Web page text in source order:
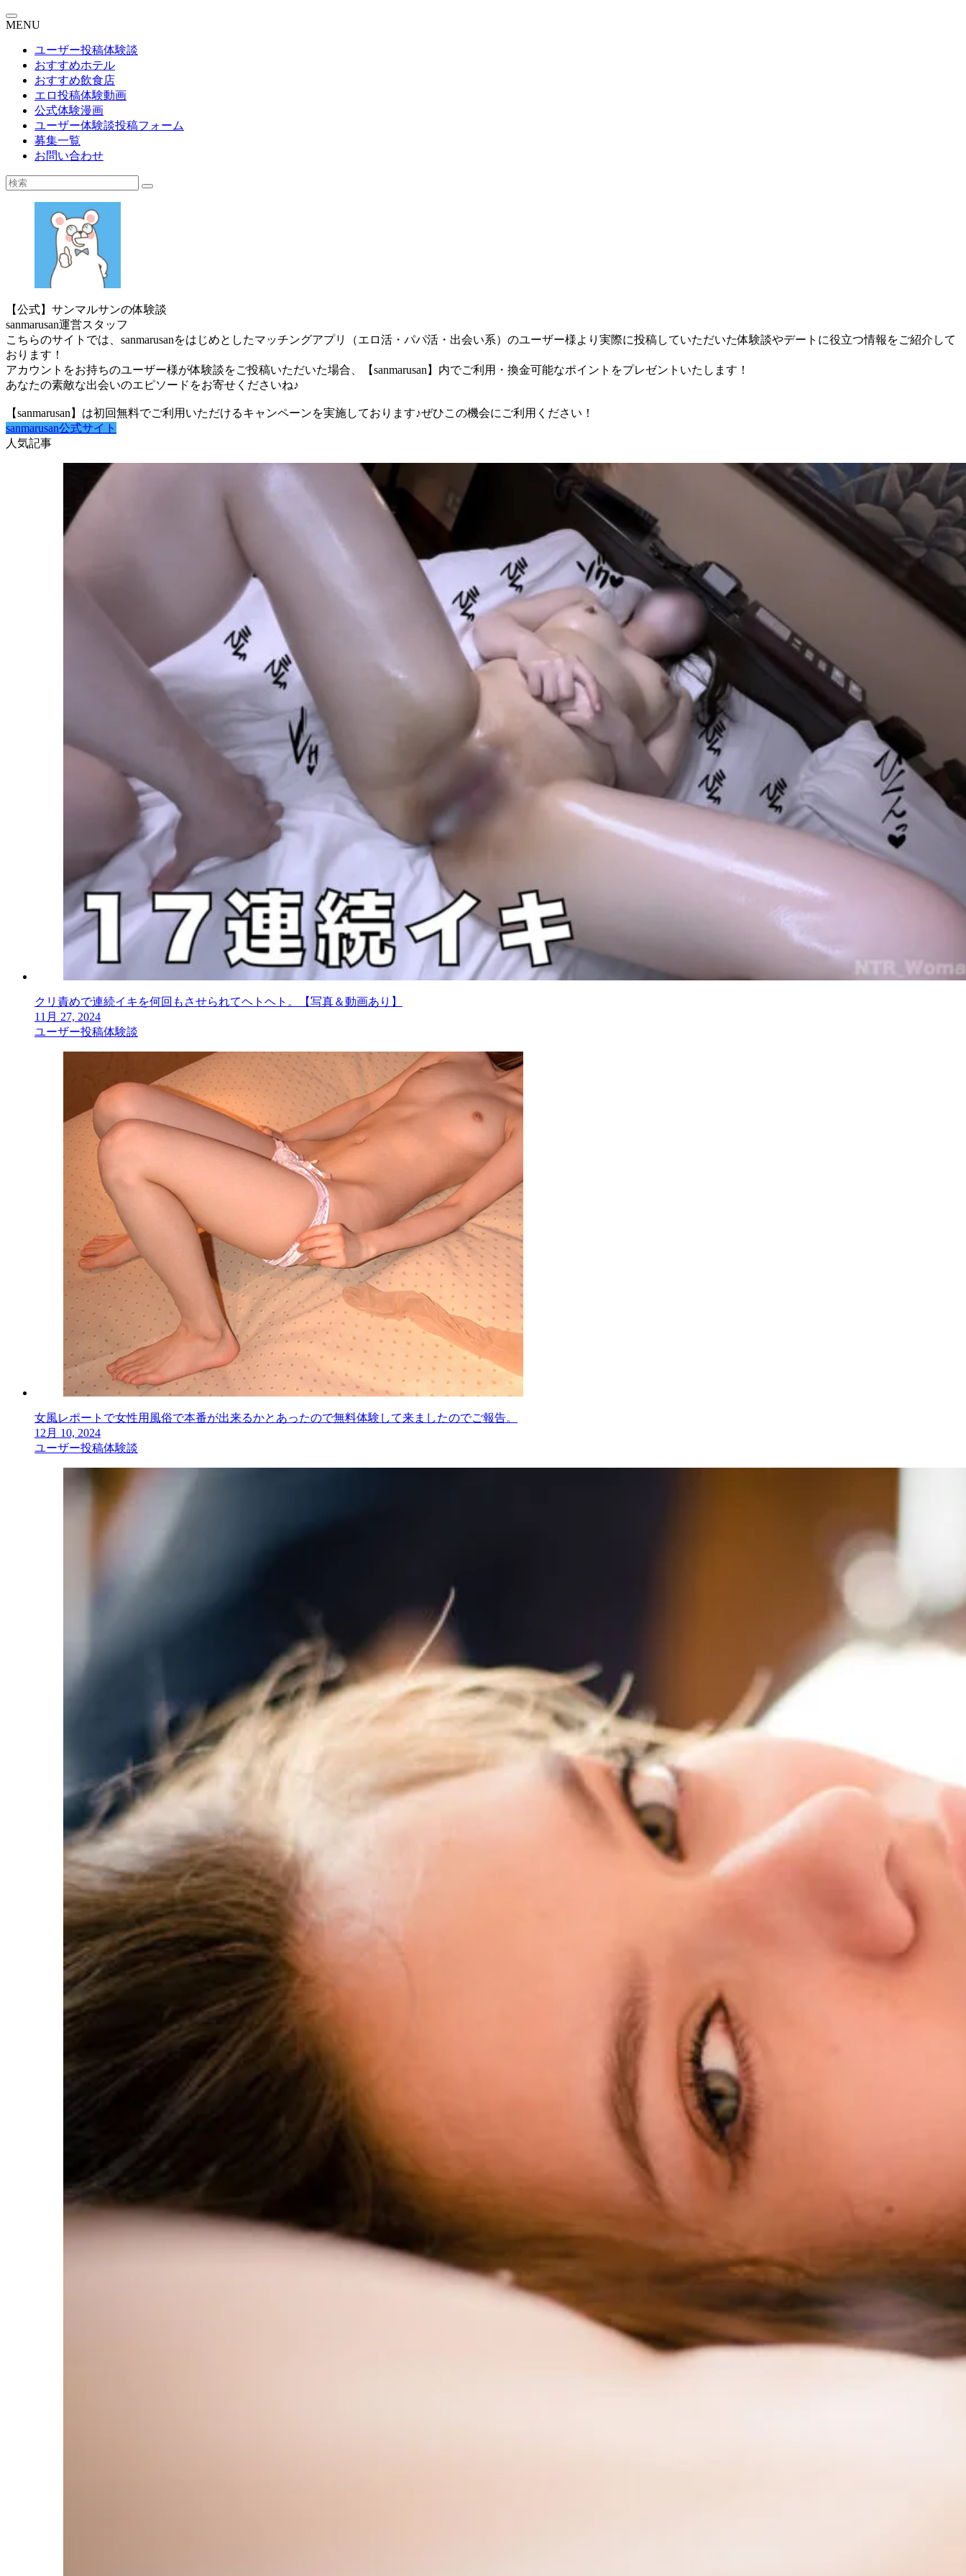
MENU
ユーザー投稿体験談
おすすめホテル
おすすめ飲食店
エロ投稿体験動画
公式体験漫画
ユーザー体験談投稿フォーム
募集一覧
お問い合わせ
【公式】サンマルサンの体験談
sanmarusan運営スタッフ
こちらのサイトでは、sanmarusanをはじめとしたマッチングアプリ（エロ活・パパ活・出会い系）のユーザー様より実際に投稿していただいた体験談やデートに役立つ情報をご紹介して
おります！
アカウントをお持ちのユーザー様が体験談をご投稿いただいた場合、【sanmarusan】内でご利用・換金可能なポイントをプレゼントいたします！
あなたの素敵な出会いのエピソードをお寄せくださいね♪
【sanmarusan】は初回無料でご利用いただけるキャンペーンを実施しております♪ぜひこの機会にご利用ください！
sanmarusan公式サイト
人気記事
クリ責めで連続イキを何回もさせられてヘトヘト。【写真＆動画あり】
11月 27, 2024
ユーザー投稿体験談
女風レポートで女性用風俗で本番が出来るかとあったので無料体験して来ましたのでご報告。
12月 10, 2024
ユーザー投稿体験談